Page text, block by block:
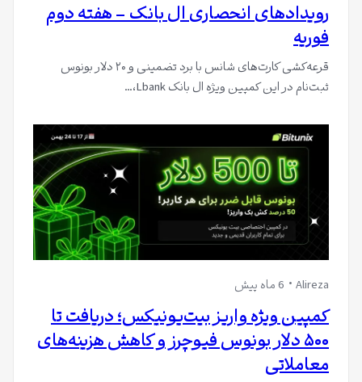
رویدادهای انحصاری ال بانک – هفته دوم
فوریه
قرعه‌کشی کارت‌های شانس با برد تضمینی و ۲۰ دلار بونوس
ثبت‌نام در این کمپین ویژه ال بانک Lbank،…
Alireza 6 ماه پیش
کمپین ویژه واریز بیت‌یونیکس؛ دریافت تا
۵۰۰ دلار بونوس فیوچرز و کاهش هزینه‌های
معاملاتی